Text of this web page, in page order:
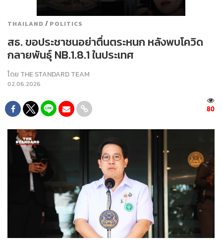
THAILAND / POLITICS
สธ. ขอประชาชนอย่าตื่นตระหนก หลังพบโควิด
กลายพันธุ์ NB.1.8.1 ในประเทศ
โดย THE STANDARD TEAM
02.06.2026
80